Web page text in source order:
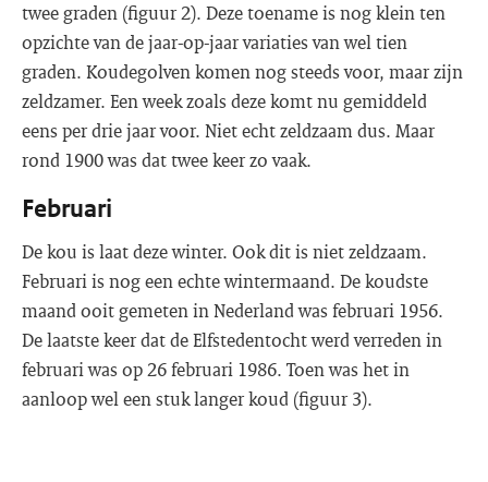
twee graden (figuur 2). Deze toename is nog klein ten
opzichte van de jaar-op-jaar variaties van wel tien
graden. Koudegolven komen nog steeds voor, maar zijn
zeldzamer. Een week zoals deze komt nu gemiddeld
eens per drie jaar voor. Niet echt zeldzaam dus. Maar
rond 1900 was dat twee keer zo vaak.
Februari
De kou is laat deze winter. Ook dit is niet zeldzaam.
Februari is nog een echte wintermaand. De koudste
maand ooit gemeten in Nederland was februari 1956.
De laatste keer dat de Elfstedentocht werd verreden in
februari was op 26 februari 1986. Toen was het in
aanloop wel een stuk langer koud (figuur 3).